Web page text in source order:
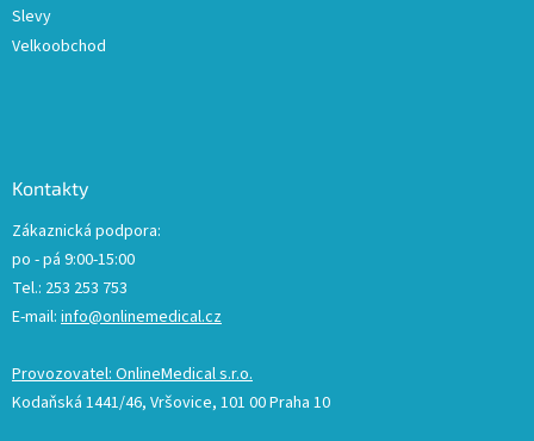
Slevy
Velkoobchod
Kontakty
Zákaznická podpora:
po - pá 9:00-15:00
Tel.: 253 253 753
E-mail: info@onlinemedical.cz
Provozovatel: OnlineMedical s.r.o.
Kodaňská 1441/46, Vršovice, 101 00 Praha 10